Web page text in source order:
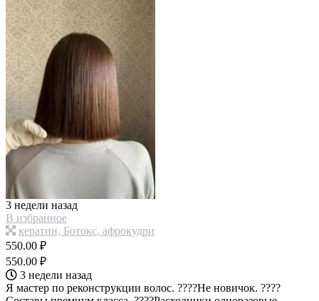
3 недели назад
В избранное
кератин, Ботокс, афрокудри
550.00 ₽
550.00 ₽
3 недели назад
Я мастер по реконструкции волос. ????Не новичок. ????